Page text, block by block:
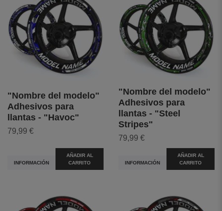
"Nombre del modelo"
Adhesivos para
llantas - "Havoc"
79,99 €
INFORMACIÓN
AÑADIR AL
CARRITO
"Nombre del modelo"
Adhesivos para
llantas - "Steel
Stripes"
79,99 €
INFORMACIÓN
AÑADIR AL
CARRITO